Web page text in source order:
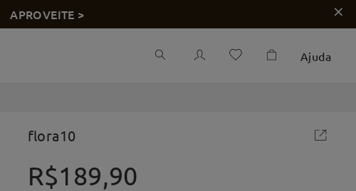
APROVEITE >
Ajuda
flora10
R$189,90